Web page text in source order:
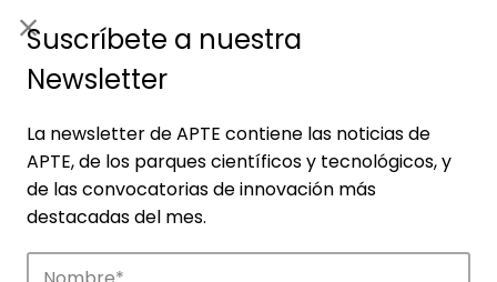
Suscríbete a nuestra
Newsletter
La newsletter de APTE contiene las noticias de
APTE, de los parques científicos y tecnológicos, y
de las convocatorias de innovación más
destacadas del mes.